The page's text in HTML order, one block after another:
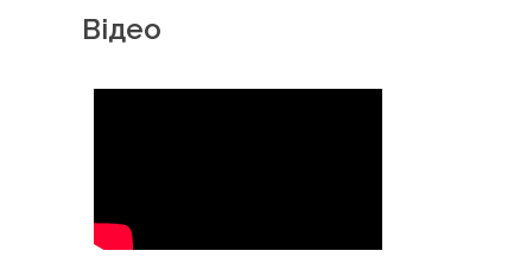
Відео